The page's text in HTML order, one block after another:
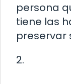
persona
tiene las
preservar
2.